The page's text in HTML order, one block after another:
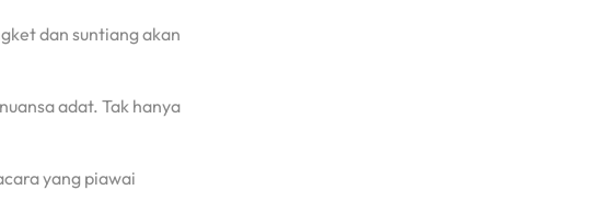
dan suntiang akan
adat. Tak hanya
yang piawai